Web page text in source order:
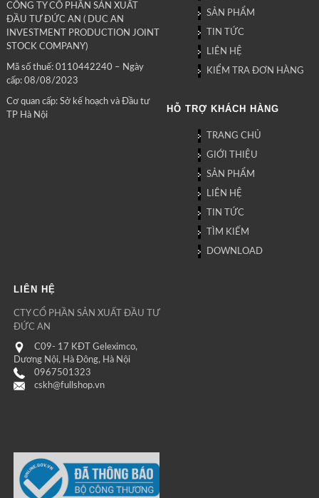
CÔNG TY CỔ PHẦN SẢN XUẤT
ĐẦU TƯ ĐỨC AN ( DUC AN
INVESTMENT PRODUCTION JOINT
STOCK COMPANY)
Mã số thuế: 0110442240 – Ngày
cấp: 08/08/2023
Cơ quan cấp: Sở kế hoạch và Đầu tư
TP Hà Nội
SẢN PHẨM
TIN TỨC
LIÊN HỆ
KIỂM TRA ĐƠN HÀNG
HỖ TRỢ KHÁCH HÀNG
TRANG CHỦ
GIỚI THIỆU
SẢN PHẨM
LIÊN HỆ
TIN TỨC
TÌM KIẾM
DOWNLOAD
LIÊN HỆ
CTY CỔ PHẦN SẢN XUẤT ĐẦU TƯ
ĐỨC AN
C09- 17 KĐT Geleximco,
Dương Nội, Hà Đông, Hà Nội
0967501323
cskh@fullshop.vn